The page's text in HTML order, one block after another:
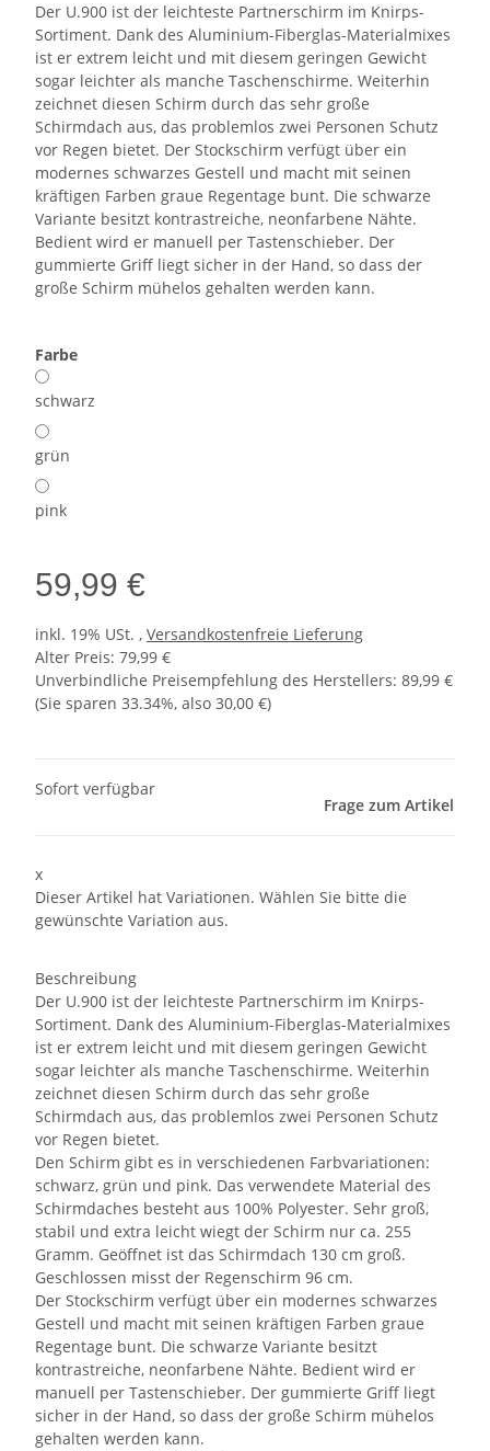
Der U.900 ist der leichteste Partnerschirm im Knirps-
Sortiment. Dank des Aluminium-Fiberglas-Materialmixes
ist er extrem leicht und mit diesem geringen Gewicht
sogar leichter als manche Taschenschirme. Weiterhin
zeichnet diesen Schirm durch das sehr große
Schirmdach aus, das problemlos zwei Personen Schutz
vor Regen bietet. Der Stockschirm verfügt über ein
modernes schwarzes Gestell und macht mit seinen
kräftigen Farben graue Regentage bunt. Die schwarze
Variante besitzt kontrastreiche, neonfarbene Nähte.
Bedient wird er manuell per Tastenschieber. Der
gummierte Griff liegt sicher in der Hand, so dass der
große Schirm mühelos gehalten werden kann.
Farbe
schwarz
grün
pink
59,99 €
inkl. 19% USt. , Versandkostenfreie Lieferung
Alter Preis: 79,99 €
Unverbindliche Preisempfehlung des Herstellers: 89,99 €
(Sie sparen 33.34%, also 30,00 €)
Sofort verfügbar
Frage zum Artikel
x
Dieser Artikel hat Variationen. Wählen Sie bitte die
gewünschte Variation aus.
Beschreibung
Der U.900 ist der leichteste Partnerschirm im Knirps-
Sortiment. Dank des Aluminium-Fiberglas-Materialmixes
ist er extrem leicht und mit diesem geringen Gewicht
sogar leichter als manche Taschenschirme. Weiterhin
zeichnet diesen Schirm durch das sehr große
Schirmdach aus, das problemlos zwei Personen Schutz
vor Regen bietet.
Den Schirm gibt es in verschiedenen Farbvariationen:
schwarz, grün und pink. Das verwendete Material des
Schirmdaches besteht aus 100% Polyester. Sehr groß,
stabil und extra leicht wiegt der Schirm nur ca. 255
Gramm. Geöffnet ist das Schirmdach 130 cm groß.
Geschlossen misst der Regenschirm 96 cm.
Der Stockschirm verfügt über ein modernes schwarzes
Gestell und macht mit seinen kräftigen Farben graue
Regentage bunt. Die schwarze Variante besitzt
kontrastreiche, neonfarbene Nähte. Bedient wird er
manuell per Tastenschieber. Der gummierte Griff liegt
sicher in der Hand, so dass der große Schirm mühelos
gehalten werden kann.